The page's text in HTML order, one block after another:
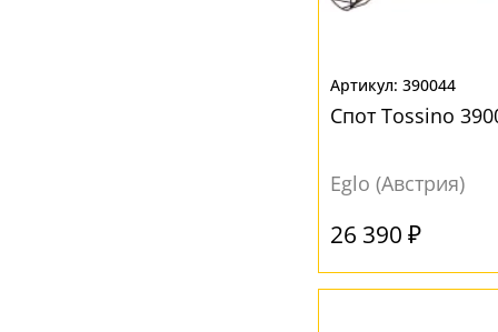
390044
Спот Tossino
Eglo (Австрия)
26 390 ₽